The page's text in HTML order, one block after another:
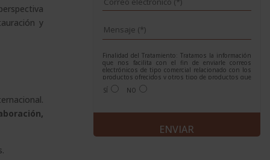
y
Finalidad del Tratamiento: Tratamos la información
que nos facilita con el fin de enviarle correos
electrónicos de tipo comercial relacionado con los
productos ofrecidos y otros tipo de productos que
fueran de su interés.
Legitimación del tratamiento: Consentimiento del
identificándose suficientemente, dirigiéndose a la
Para más información consulte nuestra Política de
Privacidad.
SÍ NO
l